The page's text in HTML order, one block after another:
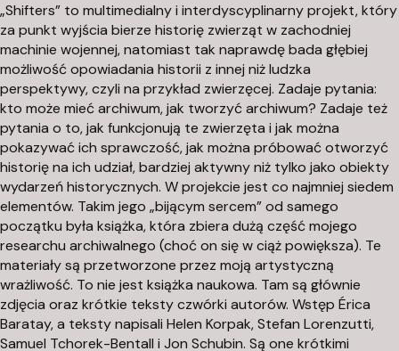
„Shifters” to multimedialny i interdyscyplinarny projekt, który
za punkt wyjścia bierze historię zwierząt w zachodniej
machinie wojennej, natomiast tak naprawdę bada głębiej
możliwość opowiadania historii z innej niż ludzka
perspektywy, czyli na przykład zwierzęcej. Zadaje pytania:
kto może mieć archiwum, jak tworzyć archiwum? Zadaje też
pytania o to, jak funkcjonują te zwierzęta i jak można
pokazywać ich sprawczość, jak można próbować otworzyć
historię na ich udział, bardziej aktywny niż tylko jako obiekty
wydarzeń historycznych. W projekcie jest co najmniej siedem
elementów. Takim jego „bijącym sercem” od samego
początku była książka, która zbiera dużą część mojego
researchu archiwalnego (choć on się w ciąż powiększa). Te
materiały są przetworzone przez moją artystyczną
wrażliwość. To nie jest książka naukowa. Tam są głównie
zdjęcia oraz krótkie teksty czwórki autorów. Wstęp Érica
Baratay, a teksty napisali Helen Korpak, Stefan Lorenzutti,
Samuel Tchorek-Bentall i Jon Schubin. Są one krótkimi